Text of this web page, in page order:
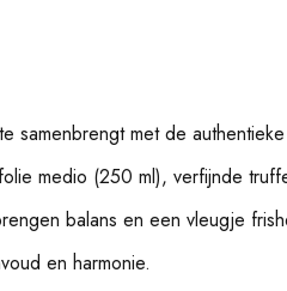
samenbrengt met de
medio (250 ml), verfijnde
balans en een vleugje
en harmonie.